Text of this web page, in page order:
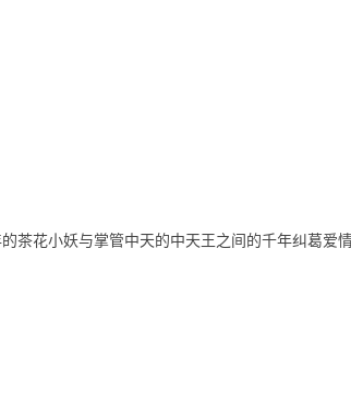
小妖与掌管中天的中天王之间的千年纠葛爱